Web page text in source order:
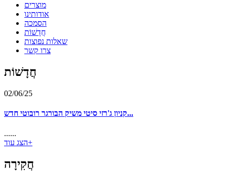
מוצרים
אודותינו
הסמכה
חֲדָשׁוֹת
שאלות נפוצות
צרו קשר
חֲדָשׁוֹת
02/06/25
קניון ג'רזי סיטי משיק הבורגר רובוטי חדש...
......
הצג עוד+
חֲקִירָה